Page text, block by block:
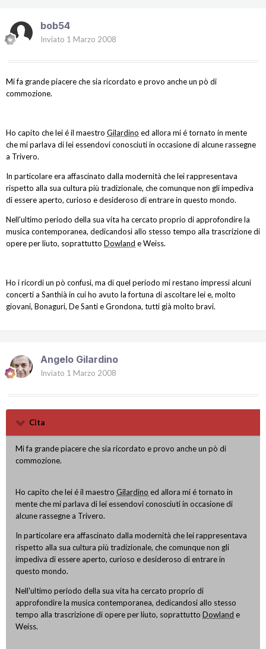
bob54
Inviato 1 Marzo 2008
Mi fa grande piacere che sia ricordato e provo anche un pò di
commozione.
Ho capito che lei é il maestro Gilardino ed allora mi é tornato in mente
che mi parlava di lei essendovi conosciuti in occasione di alcune rassegne
a Trivero.
In particolare era affascinato dalla modernità che lei rappresentava
rispetto alla sua cultura più tradizionale, che comunque non gli impediva
di essere aperto, curioso e desideroso di entrare in questo mondo.
Nell'ultimo periodo della sua vita ha cercato proprio di approfondire la
musica contemporanea, dedicandosi allo stesso tempo alla trascrizione di
opere per liuto, soprattutto Dowland e Weiss.
Ho i ricordi un pò confusi, ma di quel periodo mi restano impressi alcuni
concerti a Santhià in cui ho avuto la fortuna di ascoltare lei e, molto
giovani, Bonaguri, De Santi e Grondona, tutti già molto bravi.
Angelo Gilardino
Inviato 1 Marzo 2008
Cita
Mi fa grande piacere che sia ricordato e provo anche un pò di
commozione.
Ho capito che lei é il maestro Gilardino ed allora mi é tornato in
mente che mi parlava di lei essendovi conosciuti in occasione di
alcune rassegne a Trivero.
In particolare era affascinato dalla modernità che lei rappresentava
rispetto alla sua cultura più tradizionale, che comunque non gli
impediva di essere aperto, curioso e desideroso di entrare in
questo mondo.
Nell'ultimo periodo della sua vita ha cercato proprio di
approfondire la musica contemporanea, dedicandosi allo stesso
tempo alla trascrizione di opere per liuto, soprattutto Dowland e
Weiss.